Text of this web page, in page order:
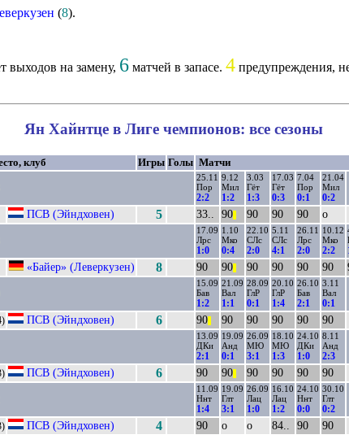
(8).
выходов на замену, 6матчей в запасе. 4предупреждения,
Ян Хайнтце в Лиге чемпионов: все сезоны
клуб Игры Голы Матчи
25.11
Пор
2:2
9.12
Мил
1:2
3.03
Гёт
1:3
17.03
Гёт
0:3
7.04
Пор
0:1
21.04
Мил
0:2
ПСВ (Эйндховен) 5 33.. 90 90 90 90 о
17.09
Лрс
1:0
1.10
Мко
0:4
22.10
СЛс
2:0
5.11
СЛс
4:1
26.11
Лрс
2:0
10.12
Мко
2:2
«Байер» (Леверкузен) 8 90 90 90 90 90 90
15.09
Бав
1:2
21.09
Вал
1:1
28.09
ГлР
0:1
20.10
ГлР
1:4
26.10
Бав
2:1
3.11
Вал
0:1
ПСВ (Эйндховен) 6 90 90 90 90 90 90
13.09
ДКи
2:1
19.09
Анд
0:1
26.09
МЮ
3:1
18.10
МЮ
1:3
24.10
ДКи
1:0
8.11
Анд
2:3
ПСВ (Эйндховен) 6 90 90 90 90 90 90
11.09
Ннт
1:4
19.09
Глт
3:1
26.09
Лац
1:0
16.10
Лац
1:2
24.10
Ннт
0:0
30.10
Глт
0:2
ПСВ (Эйндховен) 4 90 о о 84.. 90 90